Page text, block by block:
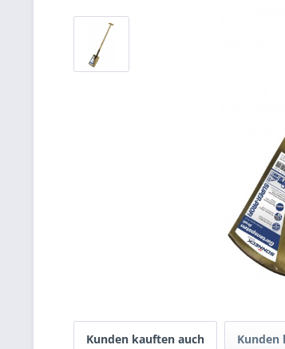
Kunden kauften auch Kunden